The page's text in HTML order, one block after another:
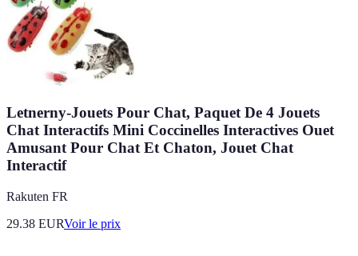
Letnerny-Jouets Pour Chat, Paquet De 4 Jouets
Chat Interactifs Mini Coccinelles Interactives Ouet
Amusant Pour Chat Et Chaton, Jouet Chat
Interactif
Rakuten FR
29.38 EURVoir le prix